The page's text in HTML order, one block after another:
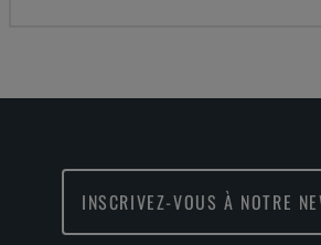
INSCRIVEZ-VOUS À NOTRE